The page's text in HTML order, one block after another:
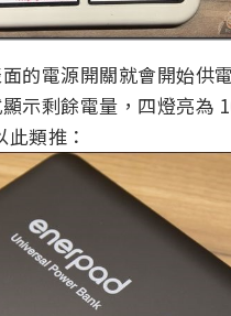
的電源開關就會開始供
示剩餘電量，四燈亮為
類推：